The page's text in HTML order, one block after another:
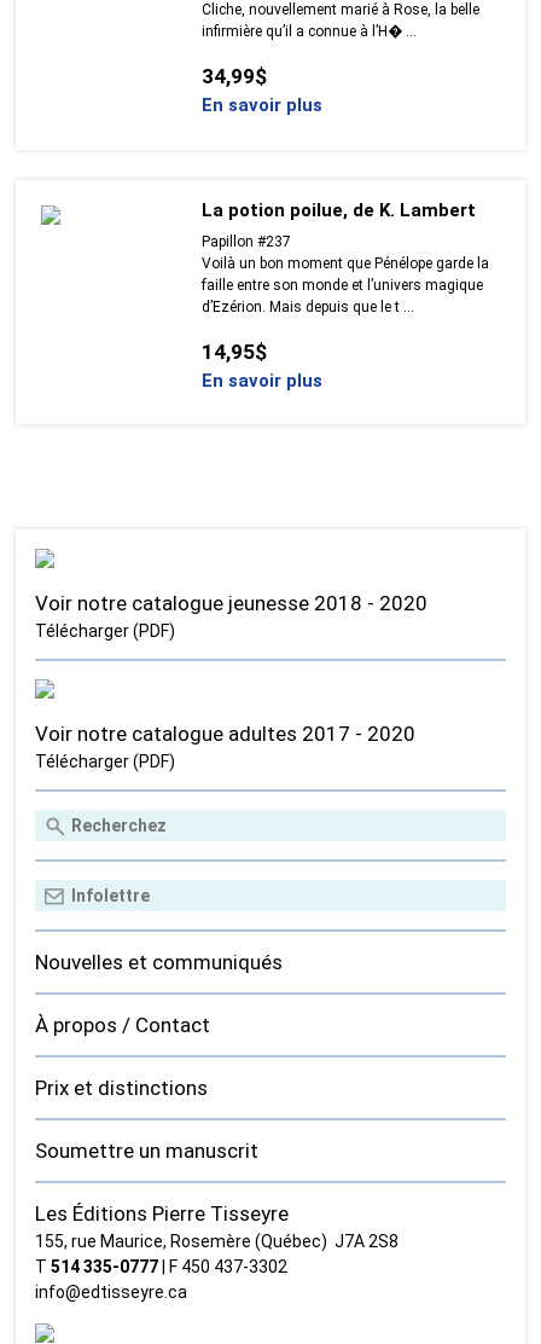
Cliche, nouvellement marié à Rose, la belle
infirmière qu’il a connue à l’H� ...
34,99$
En savoir plus
La potion poilue, de K. Lambert
Papillon #237
Voilà un bon moment que Pénélope garde la
faille entre son monde et l’univers magique
d’Ezérion. Mais depuis que le t ...
14,95$
En savoir plus
Voir notre catalogue jeunesse 2018 - 2020
Télécharger (PDF)
Voir notre catalogue adultes 2017 - 2020
Télécharger (PDF)
Nouvelles et communiqués
À propos / Contact
Prix et distinctions
Soumettre un manuscrit
Les Éditions Pierre Tisseyre
155, rue Maurice, Rosemère (Québec) J7A 2S8
T514 335‑0777 | F 450 437‑3302
info@edtisseyre.ca